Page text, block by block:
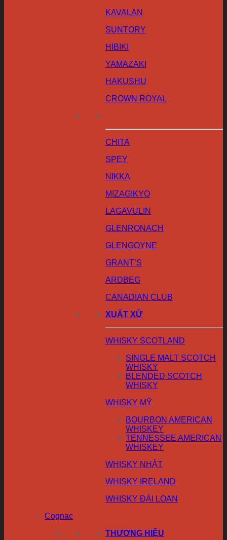
KAVALAN
SUNTORY
HIBIKI
YAMAZAKI
HAKUSHU
CROWN ROYAL
CHITA
SPEY
NIKKA
MIZAGIKYO
LAGAVULIN
GLENRONACH
GLENGOYNE
GRANT’S
ARDBEG
CANADIAN CLUB
XUẤT XỨ
WHISKY SCOTLAND
SINGLE MALT SCOTCH
WHISKY
BLENDED SCOTCH
WHISKY
WHISKY MỸ
BOURBON AMERICAN
WHISKEY
TENNESSEE AMERICAN
WHISKEY
WHISKY NHẬT
WHISKY IRELAND
WHISKY ĐÀI LOAN
Cognac
THƯƠNG HIỆU